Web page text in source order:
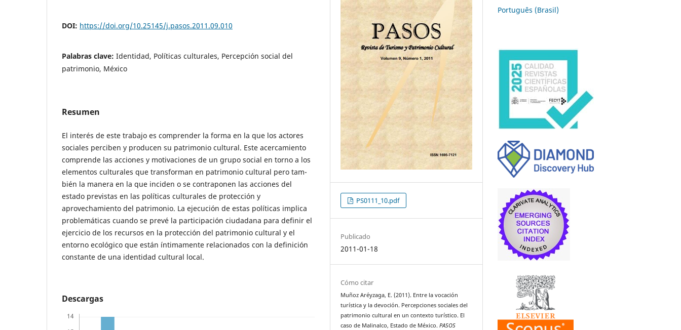
DOI: https://doi.org/10.25145/j.pasos.2011.09.010
Palabras clave: Identidad, Políticas culturales, Percepción social del
patrimonio, México
Resumen
El interés de este trabajo es comprender la forma en la que los actores
sociales perciben y producen su patrimonio cultural. Este acercamiento
comprende las acciones y motivaciones de un grupo social en torno a los
elementos culturales que transforman en patrimonio cultural pero tam-
bién la manera en la que inciden o se contraponen las acciones del
estado previstas en las políticas culturales de protección y
aprovechamiento del patrimonio. La ejecución de estas políticas implica
problemáticas cuando se prevé la participación ciudadana para definir el
ejercicio de los recursos en la protección del patrimonio cultural y el
entorno ecológico que están íntimamente relacionados con la definición
constante de una identidad cultural local.
Descargas
PS0111_10.pdf
Publicado
2011-01-18
Cómo citar
Muñoz Aréyzaga, E. (2011). Entre la vocación
turística y la devoción. Percepciones sociales del
patrimonio cultural en un contexto turístico. El
caso de Malinalco, Estado de México.PASOS
Português (Brasil)